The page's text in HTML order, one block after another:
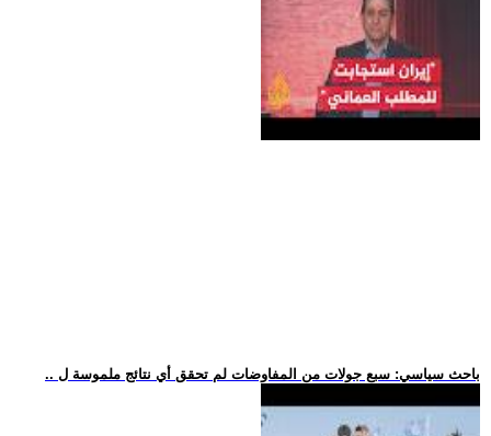
.. باحث سياسي: سبع جولات من المفاوضات لم تحقق أي نتائج ملموسة ل